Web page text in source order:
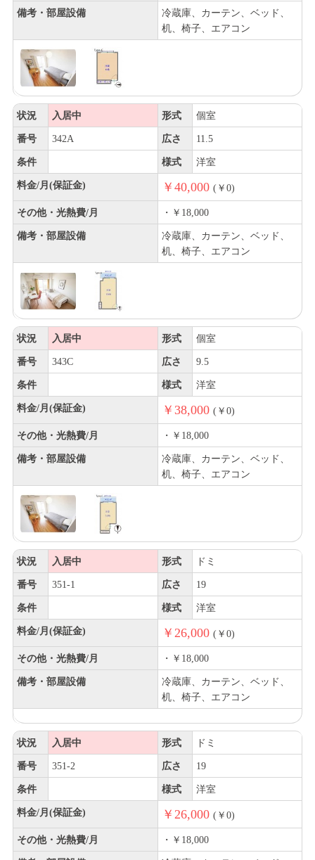
備考・部屋設備
冷蔵庫、カーテン、ベッド、
机、椅子、エアコン
状況 入居中 形式 個室
番号 342A 広さ 11.5
条件 様式 洋室
料金/月(保証金) ￥40,000 (￥0)
その他・光熱費/月 ・￥18,000
備考・部屋設備
冷蔵庫、カーテン、ベッド、
机、椅子、エアコン
状況 入居中 形式 個室
番号 343C 広さ 9.5
条件 様式 洋室
料金/月(保証金) ￥38,000 (￥0)
その他・光熱費/月 ・￥18,000
備考・部屋設備
冷蔵庫、カーテン、ベッド、
机、椅子、エアコン
状況 入居中 形式 ドミ
番号 351-1 広さ 19
条件 様式 洋室
料金/月(保証金) ￥26,000 (￥0)
その他・光熱費/月 ・￥18,000
備考・部屋設備
冷蔵庫、カーテン、ベッド、
机、椅子、エアコン
状況 入居中 形式 ドミ
番号 351-2 広さ 19
条件 様式 洋室
料金/月(保証金) ￥26,000 (￥0)
その他・光熱費/月 ・￥18,000